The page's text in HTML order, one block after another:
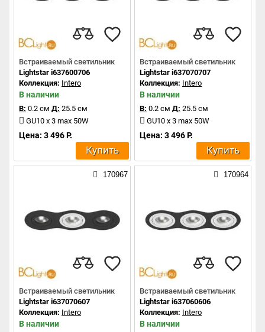
Встраиваемый светильник
Lightstar i637600706
Коллекция: Intero
В наличии
В: 0.2 см Д: 25.5 см
GU10 x 3 max 50W
Цена: 3 496 Р.
Купить
Встраиваемый светильник
Lightstar i637070707
Коллекция: Intero
В наличии
В: 0.2 см Д: 25.5 см
GU10 x 3 max 50W
Цена: 3 496 Р.
Купить
170967
Встраиваемый светильник
Lightstar i637070607
Коллекция: Intero
В наличии
170964
Встраиваемый светильник
Lightstar i637060606
Коллекция: Intero
В наличии